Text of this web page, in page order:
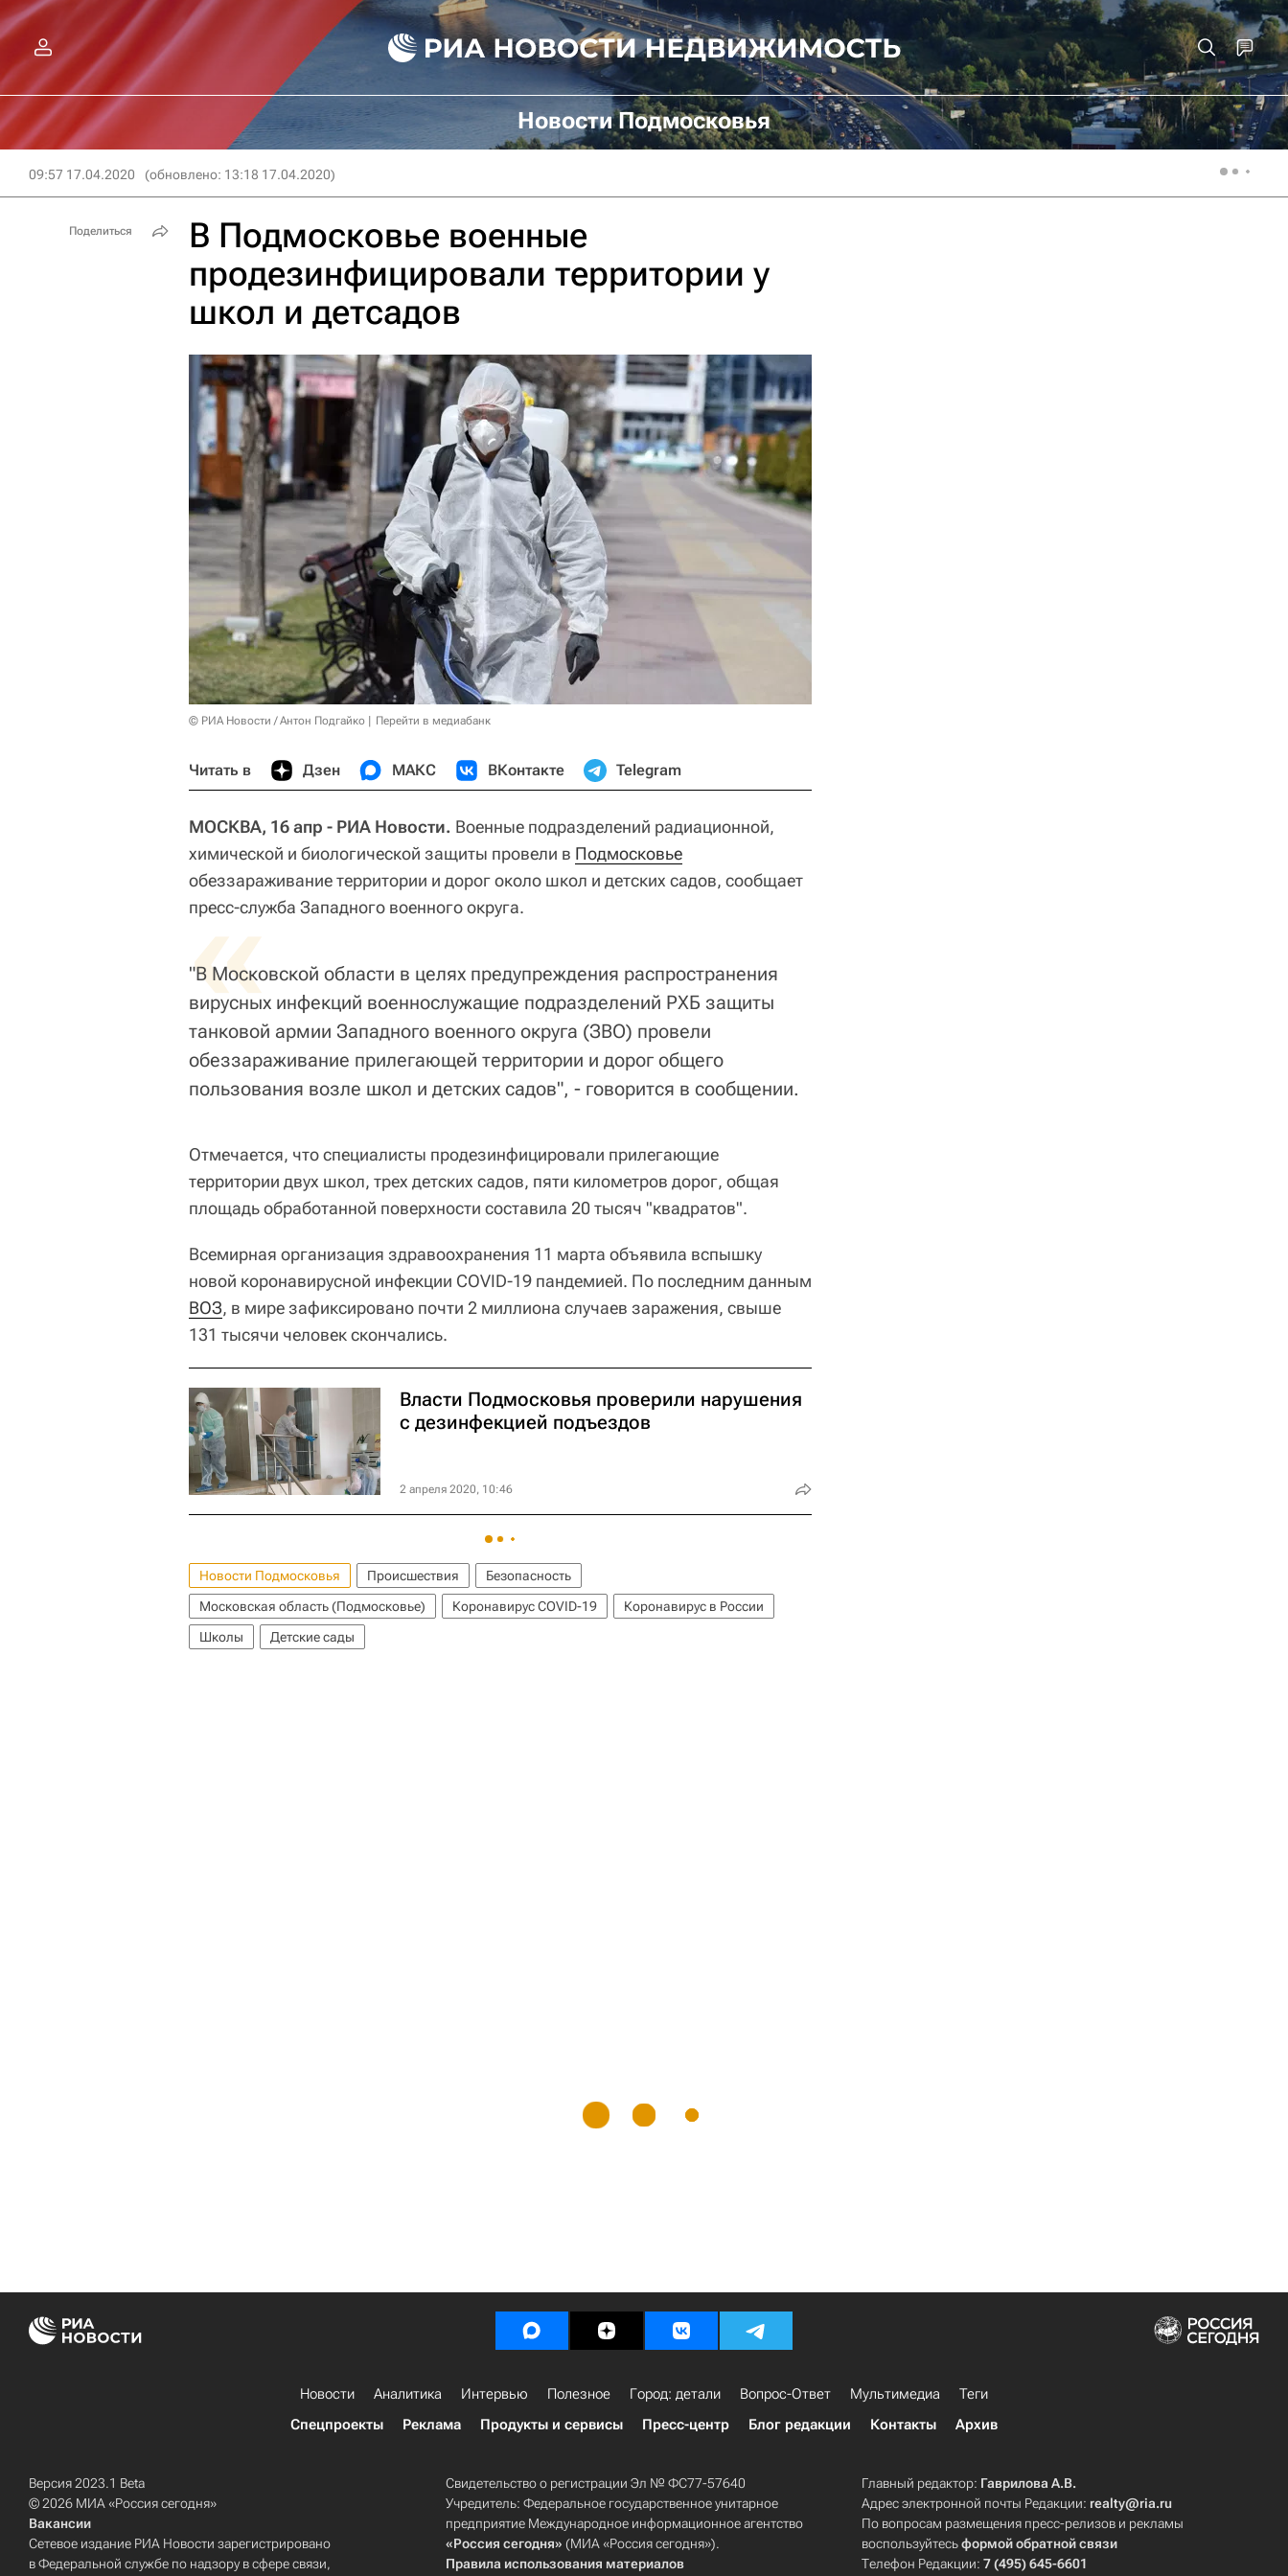
Новости Подмосковья
09:57 17.04.2020 (обновлено: 13:18 17.04.2020)
В Подмосковье военные
продезинфицировали территории у
школ и детсадов
© РИА Новости / Антон Подгайко Перейти в медиабанк
Читать в Дзен МАКС ВКонтакте Telegram
МОСКВА, 16 апр - РИА Новости. Военные подразделений радиационной,
химической и биологической защиты провели в Подмосковье
обеззараживание территории и дорог около школ и детских садов, сообщает
пресс-служба Западного военного округа.
«
"В Московской области в целях предупреждения распространения
вирусных инфекций военнослужащие подразделений РХБ защиты
танковой армии Западного военного округа (ЗВО) провели
обеззараживание прилегающей территории и дорог общего
пользования возле школ и детских садов", - говорится в сообщении.
Отмечается, что специалисты продезинфицировали прилегающие
территории двух школ, трех детских садов, пяти километров дорог, общая
площадь обработанной поверхности составила 20 тысяч "квадратов".
Всемирная организация здравоохранения 11 марта объявила вспышку
новой коронавирусной инфекции COVID-19 пандемией. По последним данным
ВОЗ, в мире зафиксировано почти 2 миллиона случаев заражения, свыше
131 тысячи человек скончались.
Власти Подмосковья проверили нарушения
с дезинфекцией подъездов
2 апреля 2020, 10:46
Новости Подмосковья Происшествия
Безопасность
Московская область (Подмосковье)
Коронавирус COVID-19
Коронавирус в России
Школы
Детские сады
Поделиться
Новости Аналитика Интервью Полезное Город: детали Вопрос-Ответ Мультимедиа
Теги
Спецпроекты
Реклама Продукты и сервисы Пресс-центр Блог редакции Контакты Архив
Версия 2023.1 Beta
© 2026 МИА «Россия сегодня»
Вакансии
Сетевое издание РИА Новости зарегистрировано
в Федеральной службе по надзору в сфере связи,
Свидетельство о регистрации Эл № ФС77-57640
Учредитель: Федеральное государственное унитарное
предприятие Международное информационное агентство
«Россия сегодня» (МИА «Россия сегодня»).
Правила использования материалов
Главный редактор: Гаврилова А.В.
Адрес электронной почты Редакции: realty@ria.ru
По вопросам размещения пресс-релизов и рекламы
воспользуйтесьформой обратной связи
Телефон Редакции:7 (495) 645-6601